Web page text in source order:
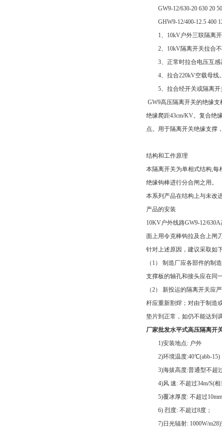
GW9-12/630-20 630 20
GHW9-12/400-12.5 400
1、10kV户外三联隔离开
2、10kV隔离开关拉合不
3、正常时拉合电压互感
4、拉合220kV空载母线
5、拉合经开关或隔离开
GW9高压隔离开关的绝缘
绝缘爬距43cm/KV。复合绝
点。用于隔离开关绝缘支撑
结构和工作原理
本隔离开关为单相式结构,每
绝缘钩棒进行分合闸之用。
本系列产品在结构上与未改
产品的安装
10KV户外线路GW9-12/
面上用令克棒钩拉及合上闸
针对上述原因，建议采取如
（1） 制造厂应各部件的
支撑板的轴孔和接头应在同
（2） 新投运的隔离开关
杆应重新割焊；对由于制造
垫片到正常，如仍不能达到
厂家批发水平式高压隔离开
1)安装地点: 户外
2)环境温度:40℃(abb-15)
3)海拔高度:普通型不超过
4)风 速: 不超过34m/S(相
5)覆冰厚度: 不超过
6) 烈度: 不超过8度；
7)日光辐射: 1000W/m28)